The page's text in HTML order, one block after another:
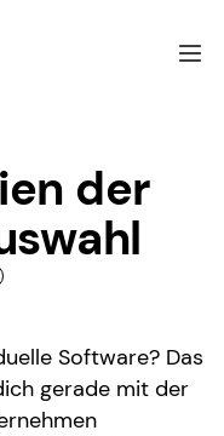
der
Software? Das
gerade mit der